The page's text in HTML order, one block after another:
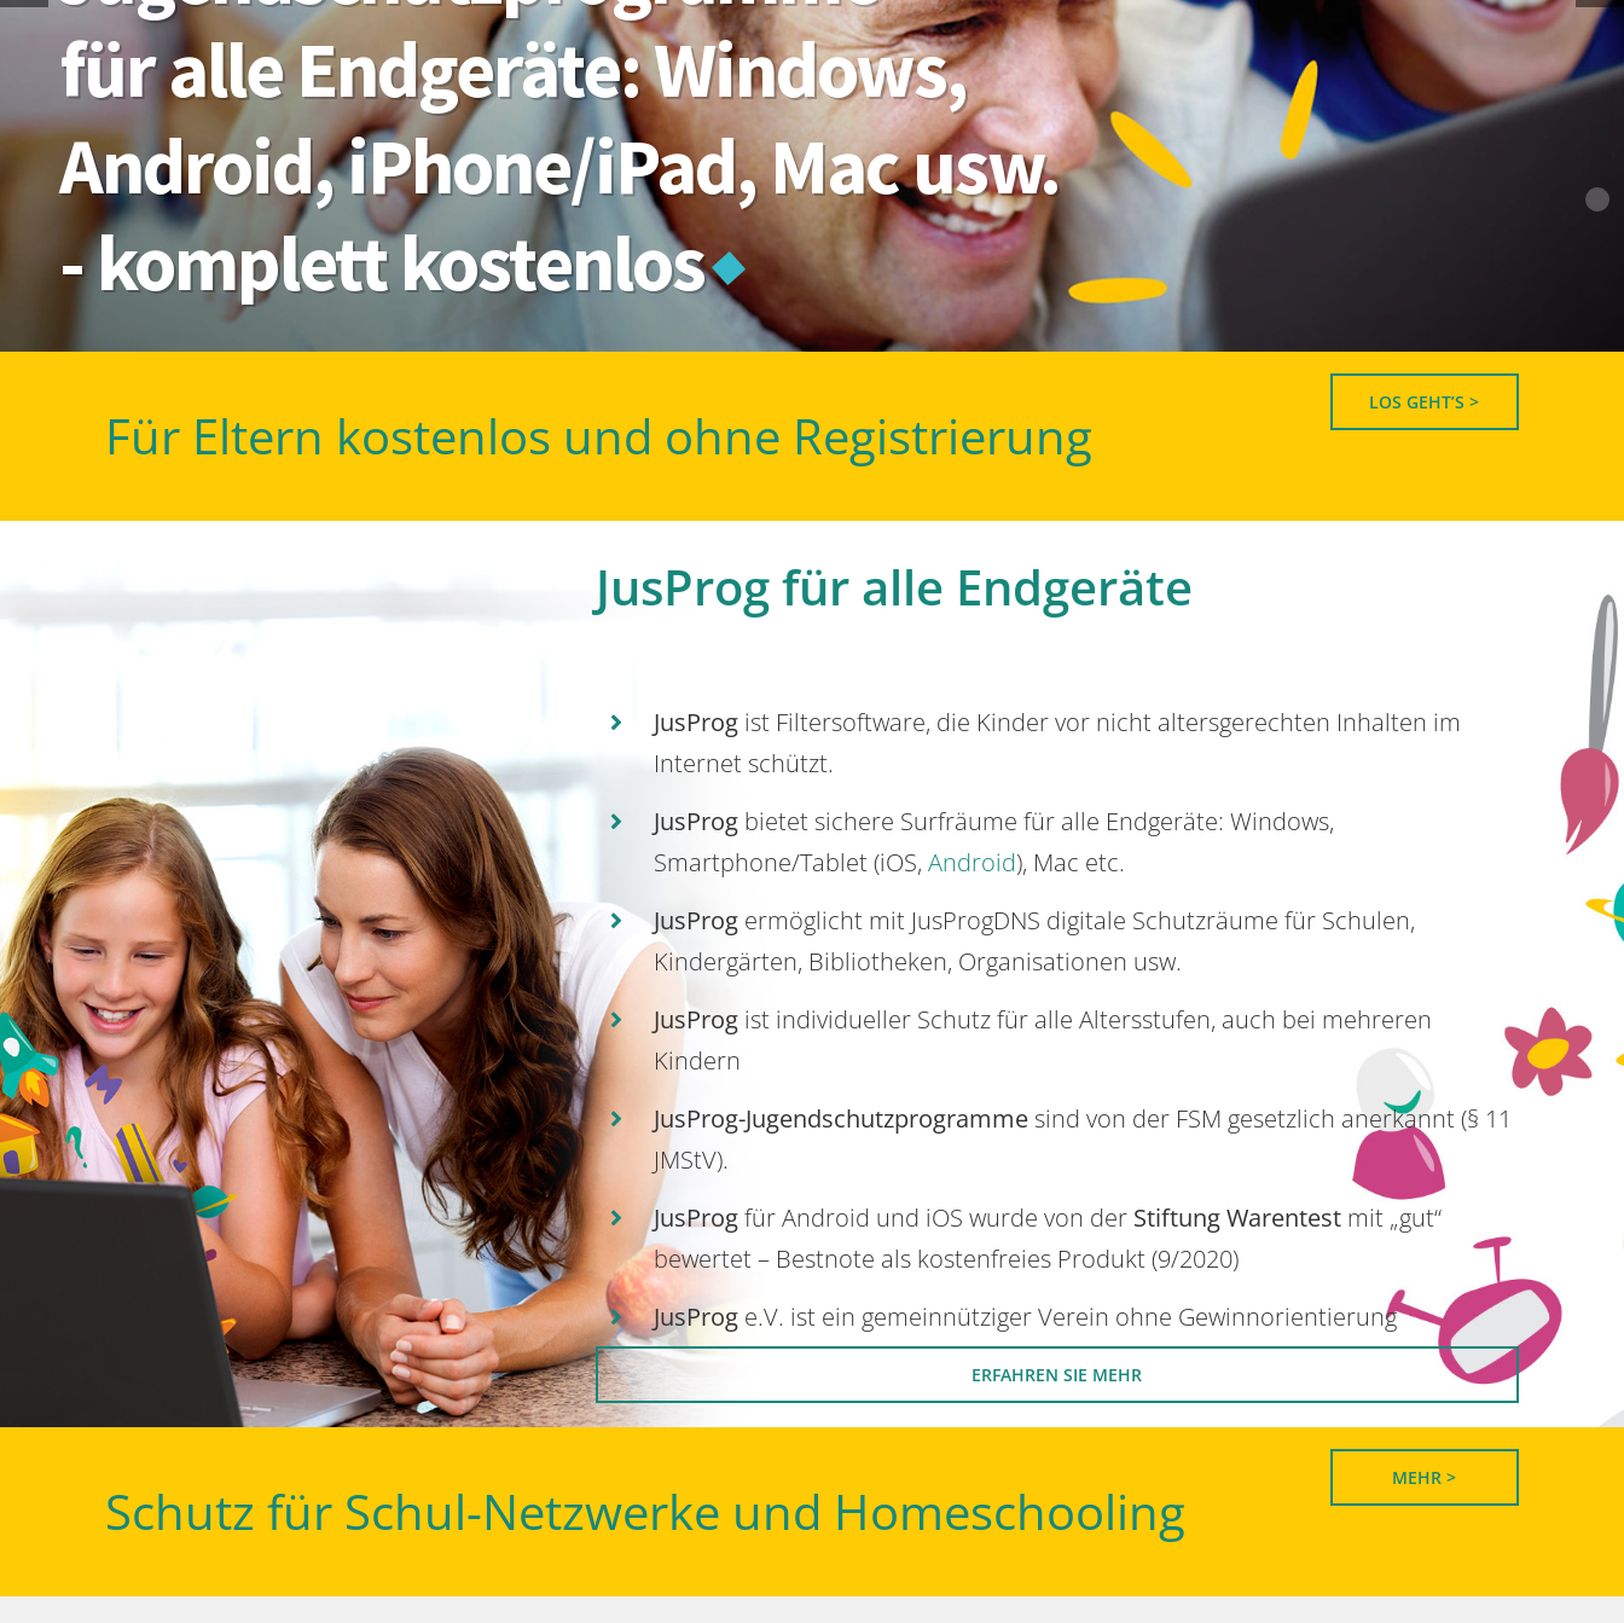
- komplett kostenlos
Android, iPhone/iPad, Mac usw.
für alle Endgeräte: Windows,
Für Eltern kostenlos und ohne Registrierung
LOS GEHT’S >
JusProg für alle Endgeräte
JusProgist Filtersoftware, die Kinder vor nicht altersgerechten Inhalten im
Internet schützt.
JusProgbietet sichere Surfräume für alle Endgeräte: Windows,
Smartphone/Tablet (iOS, Android), Mac etc.
JusProg ermöglicht mit JusProgDNS digitale Schutzräume für Schulen,
Kindergärten, Bibliotheken, Organisationen usw.
JusProgist individueller Schutz für alle Altersstufen, auch bei mehreren
Kindern
JusProg-Jugendschutzprogrammesind von der FSM gesetzlich anerkannt (§ 11
JMStV).
JusProgfür Android und iOS wurde von der Stiftung Warentestmit „gut“
bewertet – Bestnote als kostenfreies Produkt (9/2020)
JusProge.V. ist ein gemeinnütziger Verein ohne Gewinnorientierung
ERFAHREN SIE MEHR
Schutz für Schul-Netzwerke und Homeschooling
MEHR >